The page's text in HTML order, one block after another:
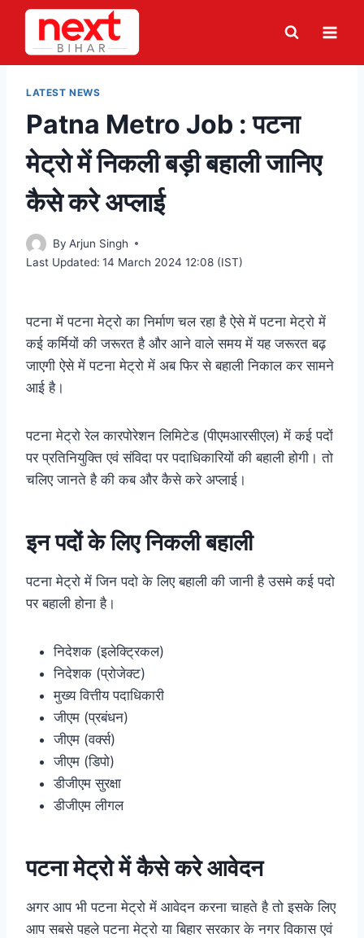
Skip
content
LATEST NEWS
Patna Metro Job : पटना
मेट्रो में निकली बड़ी बहाली जानिए
कैसे करे अप्लाई
By Arjun Singh
Last Updated: 14 March 2024 12:08 (IST)
पटना में पटना मेट्रो का निर्माण चल रहा है ऐसे में पटना मेट्रो में
कई कर्मियों की जरूरत है और आने वाले समय में यह जरूरत बढ़
जाएगी ऐसे में पटना मेट्रो में अब फिर से बहाली निकाल कर सामने
आई है।
पटना मेट्रो रेल कारपोरेशन लिमिटेड (पीएमआरसीएल) में कई पदों
पर प्रतिनियुक्ति एवं संविदा पर पदाधिकारियों की बहाली होगी। तो
चलिए जानते है की कब और कैसे करे अप्लाई।
इन पदों के लिए निकली बहाली
पटना मेट्रो में जिन पदो के लिए बहाली की जानी है उसमे कई पदो
पर बहाली होना है।
निदेशक (इलेक्टि्रकल)
निदेशक (प्रोजेक्ट)
मुख्य वित्तीय पदाधिकारी
जीएम (प्रबंधन)
जीएम (वर्क्स)
जीएम (डिपो)
डीजीएम सुरक्षा
डीजीएम लीगल
पटना मेट्रो में कैसे करे आवेदन
अगर आप भी पटना मेट्रो में आवेदन करना चाहते है तो इसके लिए
आप सबसे पहले पटना मेट्रो या बिहार सरकार के नगर विकास एवं